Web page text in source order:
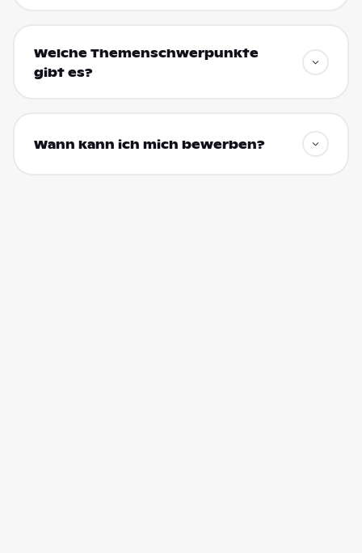
Welche Themenschwerpunkte
gibt es?
Wann kann ich mich bewerben?